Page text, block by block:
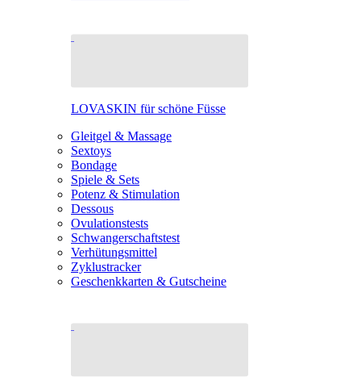
LOVASKIN für schöne Füsse
Gleitgel & Massage
Sextoys
Bondage
Spiele & Sets
Potenz & Stimulation
Dessous
Ovulationstests
Schwangerschaftstest
Verhütungsmittel
Zyklustracker
Geschenkkarten & Gutscheine